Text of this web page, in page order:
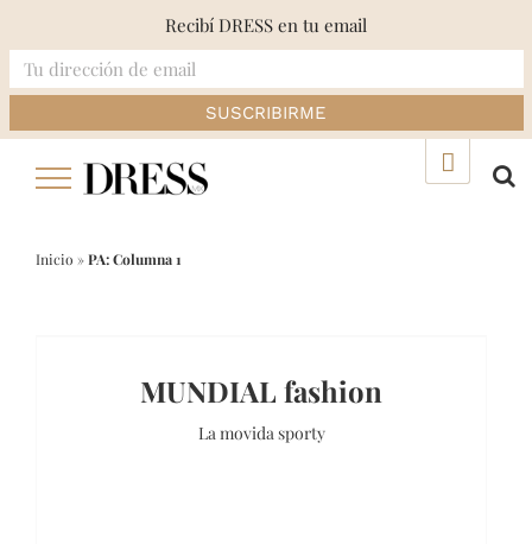
Inicio »PA: Columna 1
MUNDIAL fashion
La movida sporty
Recibí DRESS en tu email